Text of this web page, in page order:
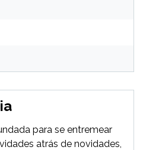
para se entremear
atrás de novidades,